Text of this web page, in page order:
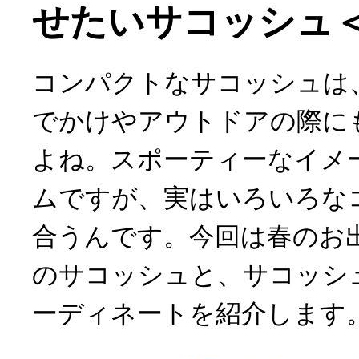
せたいサコッシュ
コンパクトなサコッシュ
でかけやアウトドアの際に
よね。スポーティーなイ
ムですが、実はいろいろな
合うんです。今回は春のお
のサコッシュと、サコッシ
ーディネートを紹介します